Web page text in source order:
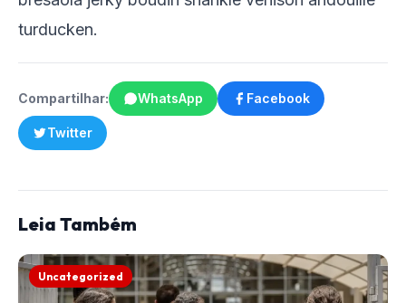
turducken.
Compartilhar: WhatsApp Facebook
Twitter
Leia Também
Uncategorized